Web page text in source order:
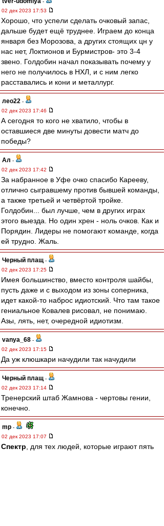
-
02 дек 2023 17:53
Хорошо, что успели сделать очковый запас,
дальше будет ещё труднее. Играем до конца
января без Морозова, а других стоящих цн у
нас нет, Локтионов и Бурмистров- это 3-4
звено. Голдобин начал показывать почему у
него не получилось в НХЛ, и с ним легко
расставались и кони и металлург.
лео22 -
02 дек 2023 17:46
А сегодня то кого не хватило, чтобы в
оставшиеся две минуты довести матч до
победы?
Ал -
02 дек 2023 17:42
За набранное в Уфе очко спасибо Карееву,
отлично сыгравшему против бывшей команды,
а также третьей и четвёртой тройке.
Голдобин... был лучше, чем в других играх
этого выезда. Но один хрен - ноль очков. Как и
Порядин. Лидеры не помогают команде, когда
ей трудно. Жаль.
Черный плащ -
02 дек 2023 17:25
Имея большинство, вместо контроля шайбы,
пусть даже и с выходом из зоны соперника,
идет какой-то наброс идиотский. Что там такое
гениальное Ковалев рисовал, не понимаю.
Азы, лять, нет, очередной идиотизм.
vanya_68 -
02 дек 2023 17:15
Да уж клюшкари начудили так начудили
Черный плащ -
02 дек 2023 17:14
Тренерский штаб Жамнова - чертовы гении,
конечно.
mp -
02 дек 2023 17:07
Спектр , для тех людей, которые играют пять